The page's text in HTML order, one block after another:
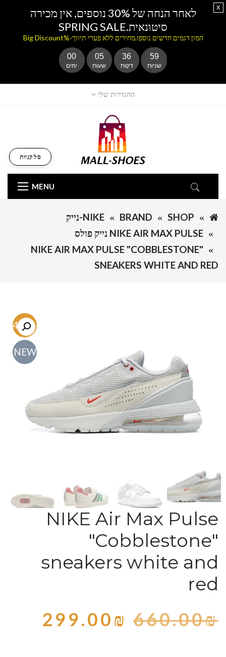
ההגדרות שלי
MENU
סל קניות
SHOP
BRAND
NIKE-נייק
NIKE AIR MAX PULSE נייק פולס
NIKE AIR MAX PULSE "COBBLESTONE"
SNEAKERS WHITE AND RED
-54.7%
NEW
NIKE Air Max Pulse
"Cobblestone"
sneakers white and
red
660.00₪
299.00₪
לאחר הנחה של 30% נוספים, אין מכירה
סיטונאית.SPRING SALE
המון דגמים חדשים נוספו.מחירים ללא פערי תיווך-%Big Discount
00
ימים
05
שעות
36
דקות
59
שניות
x